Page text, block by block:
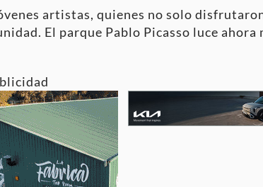
artistas, quienes no solo
El parque Pablo Picasso luce ahora